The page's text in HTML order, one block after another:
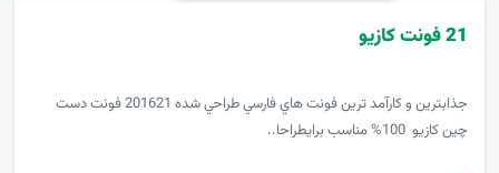
21 فونت کازيو
جذابترين و کارآمد ترين فونت هاي فارسي طراحي شده 201621 فونت دست
چين کازيو 100% مناسب برايطراحا..